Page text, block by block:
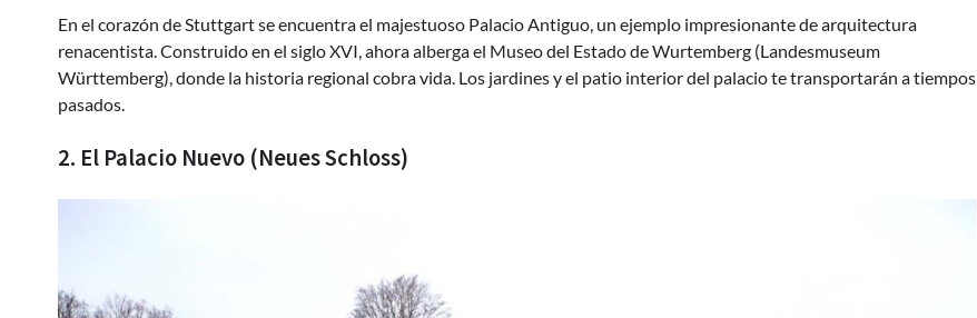
En el corazón de Stuttgart se encuentra el majestuoso Palacio Antiguo, un ejemplo impresionante de arquitectura
renacentista. Construido en el siglo XVI, ahora alberga el Museo del Estado de Wurtemberg (Landesmuseum
Württemberg), donde la historia regional cobra vida. Los jardines y el patio interior del palacio te transportarán a tiempos
pasados.
2. El Palacio Nuevo (Neues Schloss)